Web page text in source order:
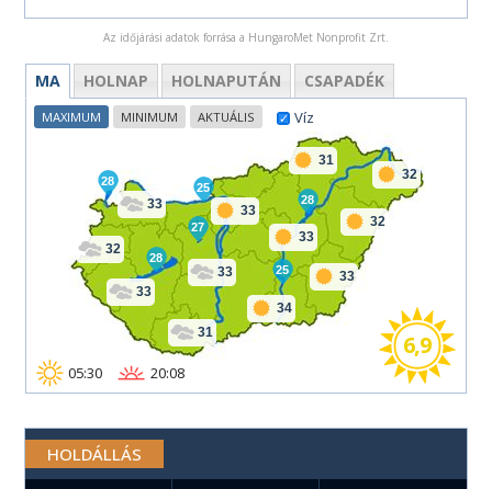
Az időjárási adatok forrása a HungaroMet Nonprofit Zrt.
MA HOLNAP HOLNAPUTÁN CSAPADÉK
33
32
33
33
31
34
33
33
31
33
32
32
28
28
27
25
25
28
05:30 20:08
6,9
Víz
MAXIMUM MINIMUM AKTUÁLIS
HOLDÁLLÁS